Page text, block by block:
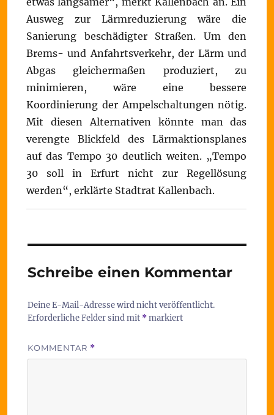
Ausweg zur Lärmreduzierung wäre die
Sanierung beschädigter Straßen. Um den
Brems- und Anfahrtsverkehr, der Lärm und
Abgas gleichermaßen produziert, zu
minimieren, wäre eine bessere
Koordinierung der Ampelschaltungen nötig.
Mit diesen Alternativen könnte man das
verengte Blickfeld des Lärmaktionsplanes
auf das Tempo 30 deutlich weiten. „Tempo
30 soll in Erfurt nicht zur Regellösung
werden“, erklärte Stadtrat Kallenbach.
Schreibe einen Kommentar
Deine E-Mail-Adresse wird nicht veröffentlicht.
Erforderliche Felder sind mit *markiert
KOMMENTAR *